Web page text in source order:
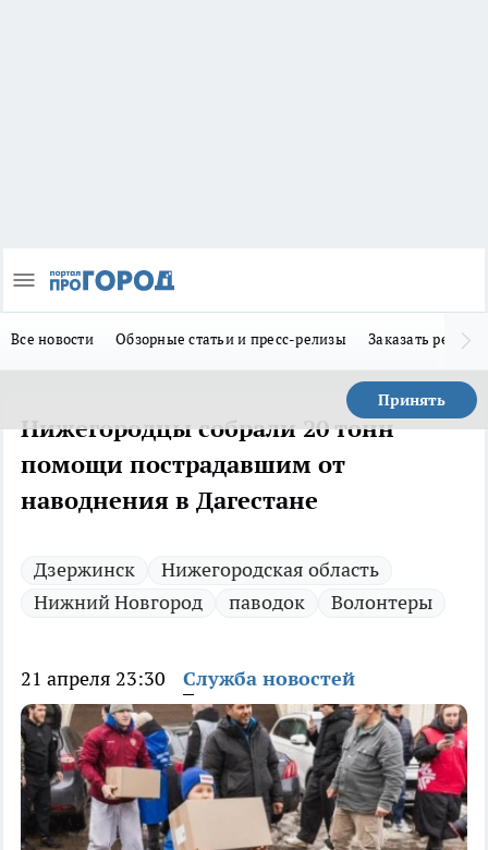
Все новости Обзорные статьи и пресс-релизы Заказать
Принять
Нижегородцы собрали 20 тонн
помощи пострадавшим от
наводнения в Дагестане
Дзержинск
Нижегородская область
Нижний Новгород
паводок Волонтеры
21 апреля 23:30 Служба новостей